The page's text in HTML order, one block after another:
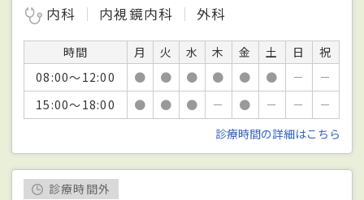
内科
内視鏡内科 外科
時間 月 火 水 木 金 土 日
祝
08:00～12:00
● ● ● ● ● ● －
－
15:00～18:00
● ● ● － ● － －
－
診療時間の詳細はこちら
診療時間外